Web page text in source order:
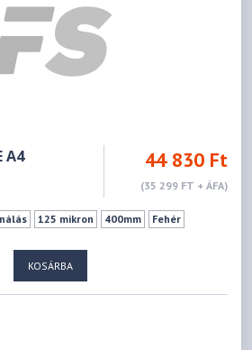
A4
44 830 Ft
(35 299 FT + ÁFA)
125 mikron 400mm Fehér
KOSÁRBA